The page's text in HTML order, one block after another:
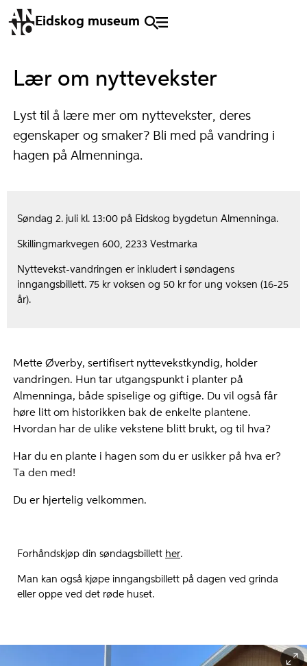
Eidskog museum
Lær om nyttevekster
Lyst til å lære mer om nyttevekster, deres
egenskaper og smaker? Bli med på vandring i
hagen på Almenninga.
Søndag 2. juli kl. 13:00 på Eidskog bygdetun Almenninga.
Skillingmarkvegen 600, 2233 Vestmarka
Nyttevekst-vandringen er inkludert i søndagens
inngangsbillett. 75 kr voksen og 50 kr for ung voksen (16-25
år).
Mette Øverby, sertifisert nyttevekstkyndig, holder
vandringen. Hun tar utgangspunkt i planter på
Almenninga, både spiselige og giftige. Du vil også får
høre litt om historikken bak de enkelte plantene.
Hvordan har de ulike vekstene blitt brukt, og til hva?
Har du en plante i hagen som du er usikker på hva er?
Ta den med!
Du er hjertelig velkommen.
Forhåndskjøp din søndagsbillett her.
Man kan også kjøpe inngangsbillett på dagen ved grinda
eller oppe ved det røde huset.